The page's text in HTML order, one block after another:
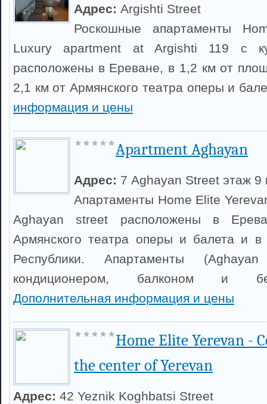
Адрес: Argishti Street
Роскошные апартаменты
Luxury apartment at Argishti 119 с
расположены в Ереване, в 1,2 км от
2,1 км от Армянского театра оперы и
информация и цены
Apartment Aghayan
Адрес: 7 Aghayan Street этаж 9
Апартаменты Home Elite
Aghayan street расположены в
Армянского театра оперы и балета и
Республики. Апартаменты
кондиционером, балконом и
Дополнительная информация и цены
Home Elite Yerevan -
the center of Yerevan
Адрес: 42 Yeznik Koghbatsi Street